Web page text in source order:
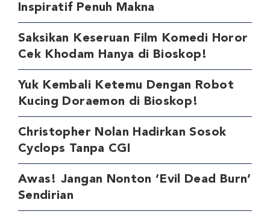
Inspiratif Penuh Makna
Saksikan Keseruan Film Komedi Horor
Cek Khodam Hanya di Bioskop!
Yuk Kembali Ketemu Dengan Robot
Kucing Doraemon di Bioskop!
Christopher Nolan Hadirkan Sosok
Cyclops Tanpa CGI
Awas! Jangan Nonton ‘Evil Dead Burn’
Sendirian